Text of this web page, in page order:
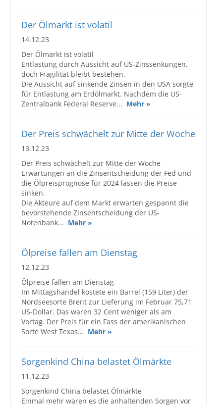
Der Ölmarkt ist volatil
14.12.23
Der Ölmarkt ist volatil
Entlastung durch Aussicht auf US-Zinssenkungen,
doch Fragilität bleibt bestehen.
Die Aussicht auf sinkende Zinsen in den USA sorgte
für Entlastung am Erdölmarkt. Nachdem die US-
Zentralbank Federal Reserve... Mehr »
Der Preis schwächelt zur Mitte der Woche
13.12.23
Der Preis schwächelt zur Mitte der Woche
Erwartungen an die Zinsentscheidung der Fed und
die Ölpreisprognose für 2024 lassen die Preise
sinken.
Die Akteure auf dem Markt erwarten gespannt die
bevorstehende Zinsentscheidung der US-
Notenbank... Mehr »
Ölpreise fallen am Dienstag
12.12.23
Ölpreise fallen am Dienstag
Im Mittagshandel kostete ein Barrel (159 Liter) der
Nordseesorte Brent zur Lieferung im Februar 75,71
US-Dollar. Das waren 32 Cent weniger als am
Vortag. Der Preis für ein Fass der amerikanischen
Sorte West Texas... Mehr »
Sorgenkind China belastet Ölmärkte
11.12.23
Sorgenkind China belastet Ölmärkte
Einmal mehr waren es die anhaltenden Sorgen vor